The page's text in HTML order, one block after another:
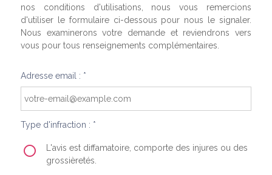
nos conditions d'utilisations, nous vous remercions
d'utiliser le formulaire ci-dessous pour nous le signaler.
Nous examinerons votre demande et reviendrons vers
vous pour tous renseignements complémentaires.
Adresse email : *
Type d'infraction : *
L'avis est diffamatoire, comporte des injures ou des
grossièretés.